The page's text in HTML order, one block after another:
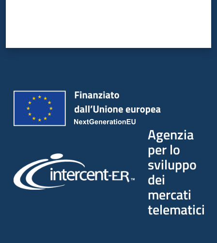
Agenzia
per lo
sviluppo
dei
mercati
telematici